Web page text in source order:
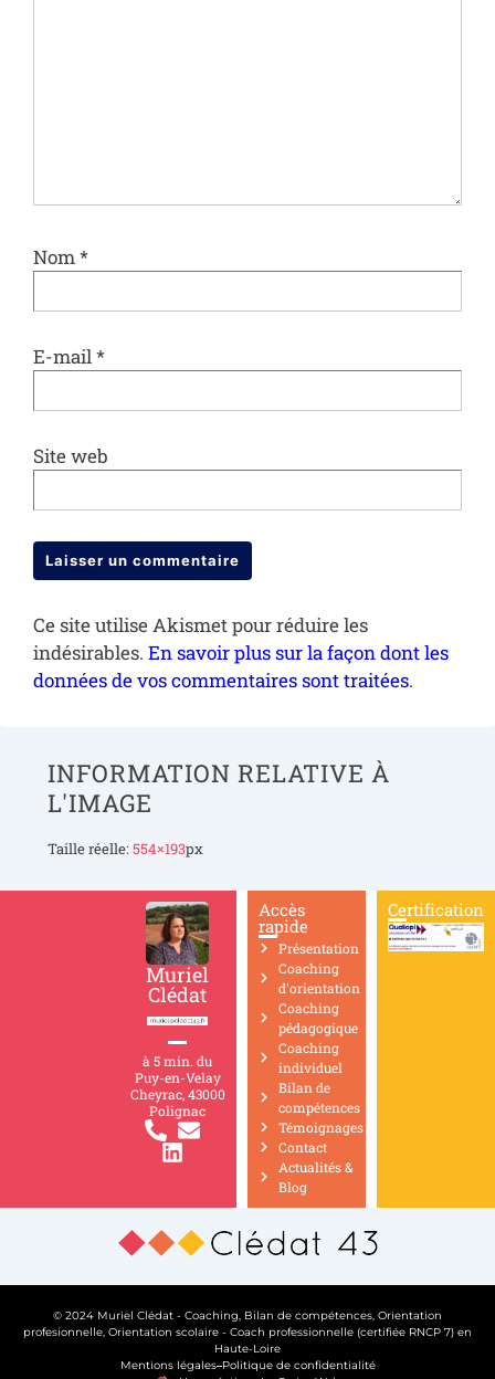
Nom*
E-mail*
Site web
Ce site utilise Akismet pour réduire les
indésirables. En savoir plus sur la façon dont les
données de vos commentaires sont traitées.
INFORMATION RELATIVE À
L'IMAGE
Taille réelle:554×193px
Muriel
Clédat
à 5 min. du
Puy-en-Velay
Cheyrac, 43000
Polignac
Accès
rapide
Présentation
Coaching
d'orientation
Coaching
pédagogique
Coaching
individuel
Bilan de
compétences
Témoignages
Contact
Actualités &
Blog
Certification
© 2024 Muriel Clédat - Coaching, Bilan de compétences, Orientation
profesionnelle, Orientation scolaire - Coach professionnelle (certifiée RNCP 7) en
Haute-Loire
Mentions légales Politique de confidentialité